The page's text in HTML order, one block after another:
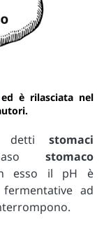
è rilasciata nel
detti stomaci
stomaco
esso il pH è
ad